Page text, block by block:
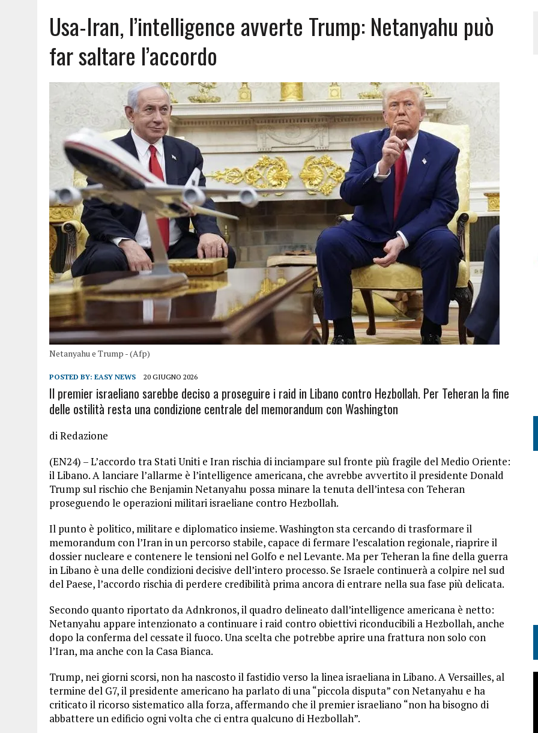
Usa-Iran, l’intelligence avverte Trump: Netanyahu può
far saltare l’accordo
Netanyahu e Trump - (Afp)
POSTED BY: EASY NEWS 20 GIUGNO 2026
Il premier israeliano sarebbe deciso a proseguire i raid in Libano contro Hezbollah. Per Teheran la fine
delle ostilità resta una condizione centrale del memorandum con Washington
di Redazione
(EN24) – L’accordo tra Stati Uniti e Iran rischia di inciampare sul fronte più fragile del Medio Oriente:
il Libano. A lanciare l’allarme è l’intelligence americana, che avrebbe avvertito il presidente Donald
Trump sul rischio che Benjamin Netanyahu possa minare la tenuta dell’intesa con Teheran
proseguendo le operazioni militari israeliane contro Hezbollah.
Il punto è politico, militare e diplomatico insieme. Washington sta cercando di trasformare il
memorandum con l’Iran in un percorso stabile, capace di fermare l’escalation regionale, riaprire il
dossier nucleare e contenere le tensioni nel Golfo e nel Levante. Ma per Teheran la fine della guerra
in Libano è una delle condizioni decisive dell’intero processo. Se Israele continuerà a colpire nel sud
del Paese, l’accordo rischia di perdere credibilità prima ancora di entrare nella sua fase più delicata.
Secondo quanto riportato da Adnkronos, il quadro delineato dall’intelligence americana è netto:
Netanyahu appare intenzionato a continuare i raid contro obiettivi riconducibili a Hezbollah, anche
dopo la conferma del cessate il fuoco. Una scelta che potrebbe aprire una frattura non solo con
l’Iran, ma anche con la Casa Bianca.
Trump, nei giorni scorsi, non ha nascosto il fastidio verso la linea israeliana in Libano. A Versailles, al
termine del G7, il presidente americano ha parlato di una “piccola disputa” con Netanyahu e ha
criticato il ricorso sistematico alla forza, affermando che il premier israeliano “non ha bisogno di
abbattere un edificio ogni volta che ci entra qualcuno di Hezbollah”.